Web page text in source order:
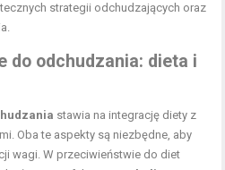
strategii odchudzających oraz
do odchudzania: dieta i
stawia na integrację diety z
Oba te aspekty są niezbędne, aby
wagi. W przeciwieństwie do diet